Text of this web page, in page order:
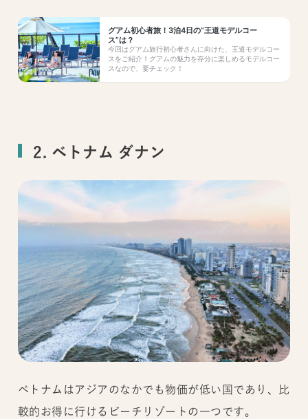
2. ベトナム ダナン
ベトナムはアジアのなかでも物価が低い国であり、比
較的お得に行けるビーチリゾートの一つです。